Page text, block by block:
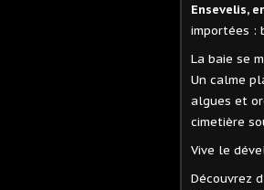
Ensevelis,
importées :
La baie se
Un calme
algues et
cimetière
Vive le
Découvrez